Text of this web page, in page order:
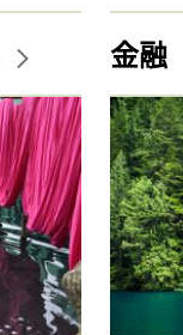
金融